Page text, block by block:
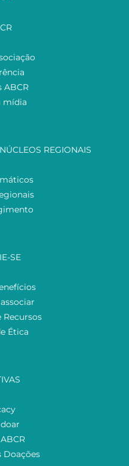
ABCR
mídia
REGIONAIS
SE
Recursos
Ética
Doações